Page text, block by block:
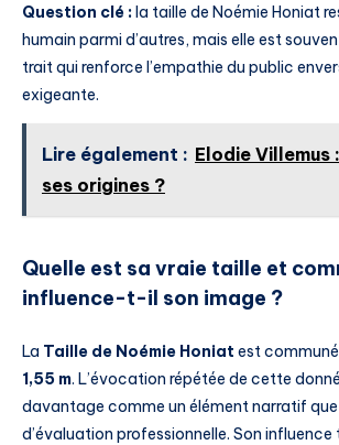
Question clé :la taille de Noémie Honiat
humain parmi d’autres, mais elle est
trait qui renforce l’empathie du public
exigeante.
Lire également : Elodie Villemus
ses origines ?
Quelle est sa vraie taille et
influence-t-il son image ?
La Taille de Noémie Honiat est
1,55 m. L’évocation répétée de cette
davantage comme un élément narratif
d’évaluation professionnelle. Son